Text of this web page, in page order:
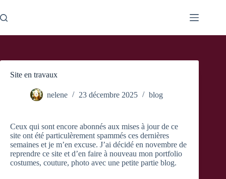
au
contenu
Site en travaux
nelene 23 décembre 2025 blog
Ceux qui sont encore abonnés aux mises à jour de ce
site ont été particulèrement spammés ces dernières
semaines et je m’en excuse. J’ai décidé en novembre de
reprendre ce site et d’en faire à nouveau mon portfolio
costumes, couture, photo avec une petite partie blog.